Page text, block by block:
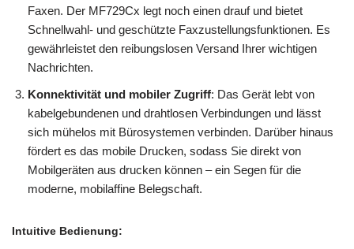
Faxen. Der MF729Cx legt noch einen drauf und bietet
Schnellwahl- und geschützte Faxzustellungsfunktionen. Es
gewährleistet den reibungslosen Versand Ihrer wichtigen
Nachrichten.
Konnektivität und mobiler Zugriff: Das Gerät lebt von
kabelgebundenen und drahtlosen Verbindungen und lässt
sich mühelos mit Bürosystemen verbinden. Darüber hinaus
fördert es das mobile Drucken, sodass Sie direkt von
Mobilgeräten aus drucken können – ein Segen für die
moderne, mobilaffine Belegschaft.
Intuitive Bedienung: